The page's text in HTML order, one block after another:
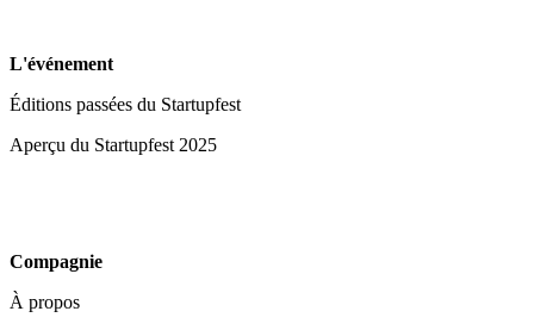
L'événement
Éditions passées du Startupfest
Aperçu du Startupfest 2025
Compagnie
À propos